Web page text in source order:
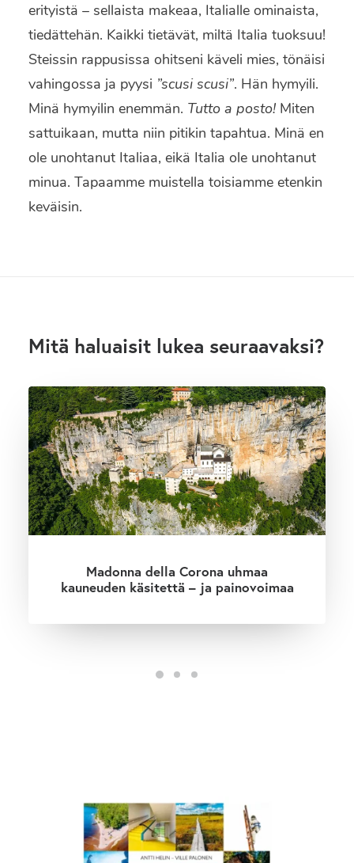
erityistä – sellaista makeaa, Italialle ominaista,
tiedättehän. Kaikki tietävät, miltä Italia tuoksuu!
Steissin rappusissa ohitseni käveli mies, tönäisi
vahingossa ja pyysi ”scusi scusi”. Hän hymyili.
Minä hymyilin enemmän. Tutto a posto! Miten
sattuikaan, mutta niin pitikin tapahtua. Minä en
ole unohtanut Italiaa, eikä Italia ole unohtanut
minua. Tapaamme muistella toisiamme etenkin
keväisin.
Mitä haluaisit lukea seuraavaksi?
Madonna della Corona uhmaa
kauneuden käsitettä – ja painovoimaa